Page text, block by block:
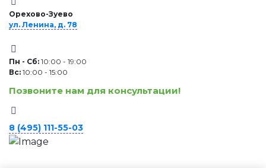
Орехово-Зуево
ул. Ленина, д. 78
Пн - Сб: 10:00 - 19:00
Вc: 10:00 - 15:00
Позвоните нам для консультации!
8 (495) 111-55-03